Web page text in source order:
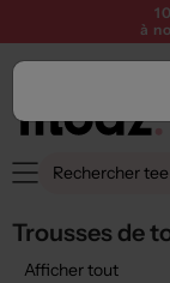
à
Trousses de
Afficher tout